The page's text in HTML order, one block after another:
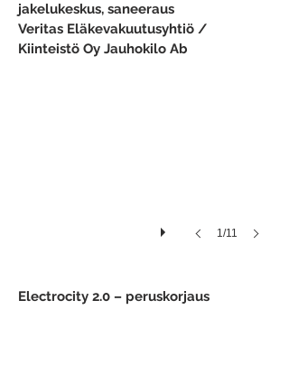
jakelukeskus, saneeraus
Veritas Eläkevakuutusyhtiö /
Kiinteistö Oy Jauhokilo Ab
Talvi
2016.
Matka
1/11
Electrocity 2.0 – peruskorjaus
naputeltu
seiniin.